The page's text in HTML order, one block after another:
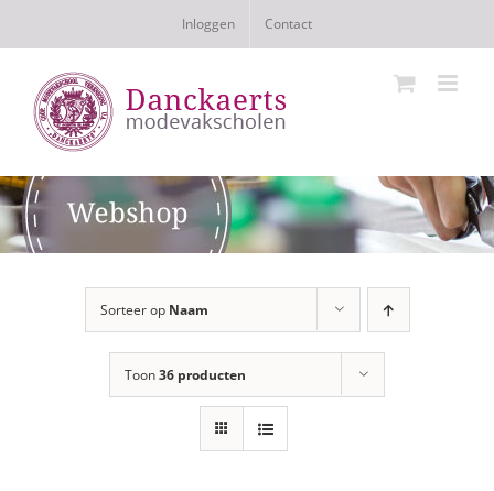
Inloggen Contact
Sorteer op Naam
Toon36 producten